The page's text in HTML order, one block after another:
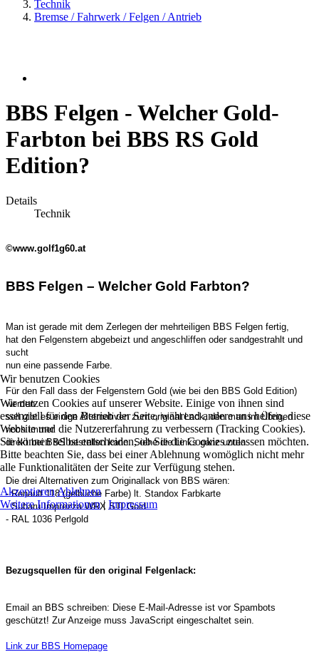
Technik
Bremse / Fahrwerk / Felgen / Antrieb
BBS Felgen - Welcher Gold-
Farbton bei BBS RS Gold
Edition?
Details
Technik
©www.golf1g60.at
BBS Felgen – Welcher Gold Farbton?
Man ist gerade mit dem Zerlegen der mehrteiligen BBS Felgen fertig,
hat den Felgenstern abgebeizt und angeschliffen oder sandgestrahlt und
sucht
nun eine passende Farbe.
Für den Fall dass der Felgenstern Gold (wie bei den BBS Gold Edition)
werden
soll gibt es einige Alternativen zum original Lack, den man im Übrigen
noch immer
direkt bei BBS bestellen kann. Siehe die Links ganz unten.
Die drei Alternativen zum Originallack von BBS wären:
- Renault 118 (gelbliche Farbe) lt. Standox Farbkarte
- Subaru Imprezza WRX STI Gold
- RAL 1036 Perlgold
Bezugsquellen für den original Felgenlack:
Email an BBS schreiben: Diese E-Mail-Adresse ist vor Spambots
geschützt! Zur Anzeige muss JavaScript eingeschaltet sein.
Link zur BBS Homepage
Wir benutzen Cookies
Wir nutzen Cookies auf unserer Website. Einige von ihnen sind
essenziell für den Betrieb der Seite, während andere uns helfen, diese
Website und die Nutzererfahrung zu verbessern (Tracking Cookies).
Sie können selbst entscheiden, ob Sie die Cookies zulassen möchten.
Bitte beachten Sie, dass bei einer Ablehnung womöglich nicht mehr
alle Funktionalitäten der Seite zur Verfügung stehen.
Akzeptieren Ablehnen
Weitere Informationen| Impressum